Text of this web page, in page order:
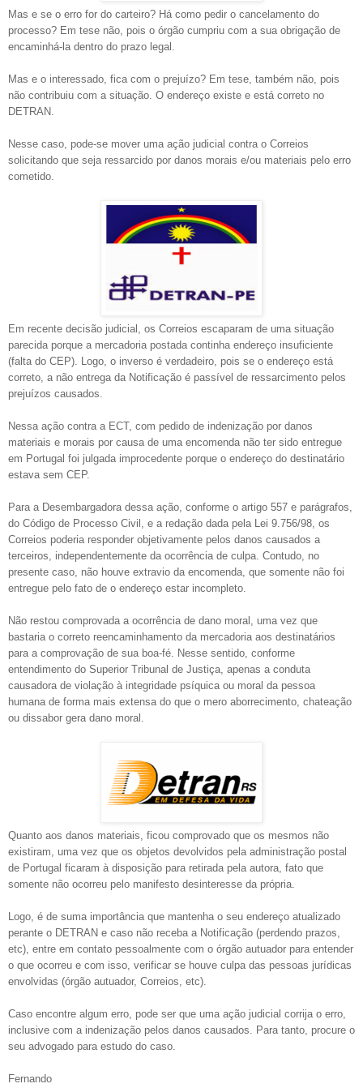
Mas e se o erro for do carteiro? Há como pedir o cancelamento do
processo? Em tese não, pois o órgão cumpriu com a sua obrigação de
encaminhá-la dentro do prazo legal.
Mas e o interessado, fica com o prejuízo? Em tese, também não, pois
não contribuiu com a situação. O endereço existe e está correto no
DETRAN.
Nesse caso, pode-se mover uma ação judicial contra o Correios
solicitando que seja ressarcido por danos morais e/ou materiais pelo erro
cometido.
Em recente decisão judicial, os Correios escaparam de uma situação
parecida porque a mercadoria postada continha endereço insuficiente
(falta do CEP). Logo, o inverso é verdadeiro, pois se o endereço está
correto, a não entrega da Notificação é passível de ressarcimento pelos
prejuízos causados.
Nessa ação contra a ECT, com pedido de indenização por danos
materiais e morais por causa de uma encomenda não ter sido entregue
em Portugal foi julgada improcedente porque o endereço do destinatário
estava sem CEP.
Para a Desembargadora dessa ação, conforme o artigo 557 e parágrafos,
do Código de Processo Civil, e a redação dada pela Lei 9.756/98, os
Correios poderia responder objetivamente pelos danos causados a
terceiros, independentemente da ocorrência de culpa. Contudo, no
presente caso, não houve extravio da encomenda, que somente não foi
entregue pelo fato de o endereço estar incompleto.
Não restou comprovada a ocorrência de dano moral, uma vez que
bastaria o correto reencaminhamento da mercadoria aos destinatários
para a comprovação de sua boa-fé. Nesse sentido, conforme
entendimento do Superior Tribunal de Justiça, apenas a conduta
causadora de violação à integridade psíquica ou moral da pessoa
humana de forma mais extensa do que o mero aborrecimento, chateação
ou dissabor gera dano moral.
Quanto aos danos materiais, ficou comprovado que os mesmos não
existiram, uma vez que os objetos devolvidos pela administração postal
de Portugal ficaram à disposição para retirada pela autora, fato que
somente não ocorreu pelo manifesto desinteresse da própria.
Logo, é de suma importância que mantenha o seu endereço atualizado
perante o DETRAN e caso não receba a Notificação (perdendo prazos,
etc), entre em contato pessoalmente com o órgão autuador para entender
o que ocorreu e com isso, verificar se houve culpa das pessoas jurídicas
envolvidas (órgão autuador, Correios, etc).
Caso encontre algum erro, pode ser que uma ação judicial corrija o erro,
inclusive com a indenização pelos danos causados. Para tanto, procure o
seu advogado para estudo do caso.
Fernando